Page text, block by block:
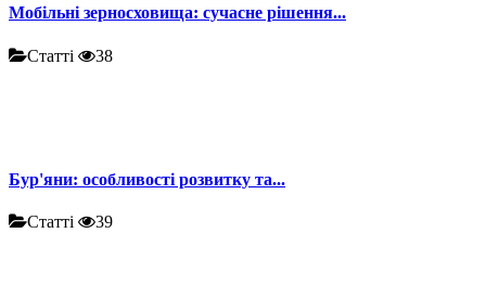
Мобільні зерносховища: сучасне рішення...
Статті 38
Бур'яни: особливості розвитку та...
Статті 39